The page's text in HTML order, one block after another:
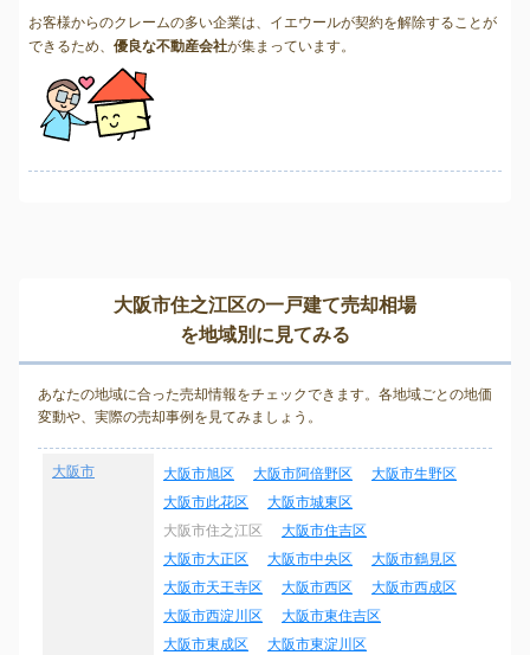
お客様からのクレームの多い企業は、イエウールが契約を解除することが
できるため、 優良な不動産会社が集まっています。
大阪市住之江区の一戸建て売却相場
を地域別に見てみる
あなたの地域に合った売却情報をチェックできます。各地域ごとの地価
変動や、実際の売却事例を見てみましょう。
大阪市 大阪市旭区 大阪市阿倍野区
大阪市生野区
大阪市此花区
大阪市城東区
大阪市住之江区
大阪市住吉区
大阪市大正区
大阪市中央区
大阪市鶴見区
大阪市天王寺区
大阪市西区
大阪市西成区
大阪市西淀川区
大阪市東住吉区
大阪市東成区
大阪市東淀川区